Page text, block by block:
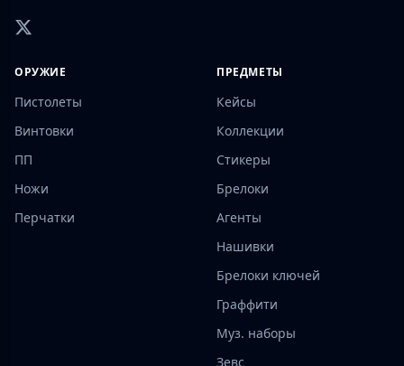
ОРУЖИЕ
Пистолеты
Винтовки
ПП
Ножи
Перчатки
ПРЕДМЕТЫ
Кейсы
Коллекции
Стикеры
Брелоки
Агенты
Нашивки
Брелоки ключей
Граффити
Муз. наборы
Зевс